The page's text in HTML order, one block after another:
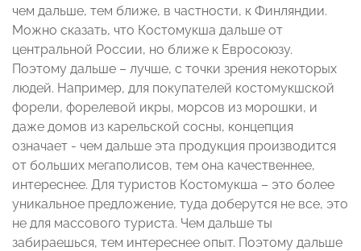
чем дальше, тем ближе, в частности, к Финляндии.
Можно сказать, что Костомукша дальше от
центральной России, но ближе к Евросоюзу.
Поэтому дальше – лучше, с точки зрения некоторых
людей. Например, для покупателей костомукшской
форели, форелевой икры, морсов из морошки, и
даже домов из карельской сосны, концепция
означает - чем дальше эта продукция производится
от больших мегаполисов, тем она качественнее,
интереснее. Для туристов Костомукша – это более
уникальное предложение, туда доберутся не все, это
не для массового туриста. Чем дальше ты
забираешься, тем интереснее опыт. Поэтому дальше